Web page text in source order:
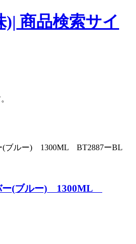
(ブルー) 1300ML